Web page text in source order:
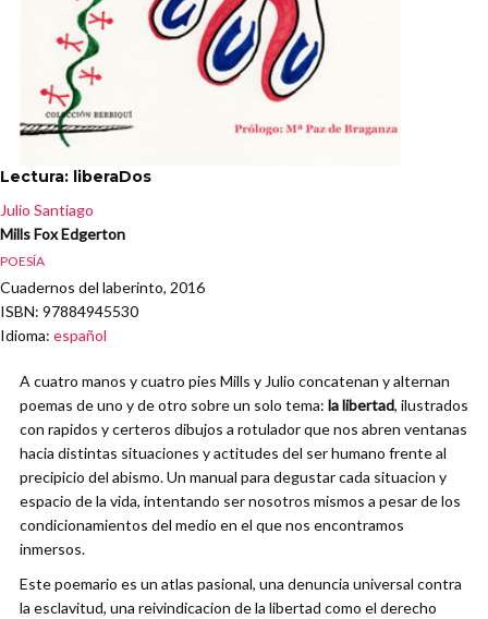
Lectura: liberaDos
Julio Santiago
Mills Fox Edgerton
POESÍA
Cuadernos del laberinto, 2016
ISBN: 97884945530
Idioma: español
A cuatro manos y cuatro pies Mills y Julio concatenan y alternan
poemas de uno y de otro sobre un solo tema: la libertad, ilustrados
con rapidos y certeros dibujos a rotulador que nos abren ventanas
hacia distintas situaciones y actitudes del ser humano frente al
precipicio del abismo. Un manual para degustar cada situacion y
espacio de la vida, intentando ser nosotros mismos a pesar de los
condicionamientos del medio en el que nos encontramos
inmersos.
Este poemario es un atlas pasional, una denuncia universal contra
la esclavitud, una reivindicacion de la libertad como el derecho